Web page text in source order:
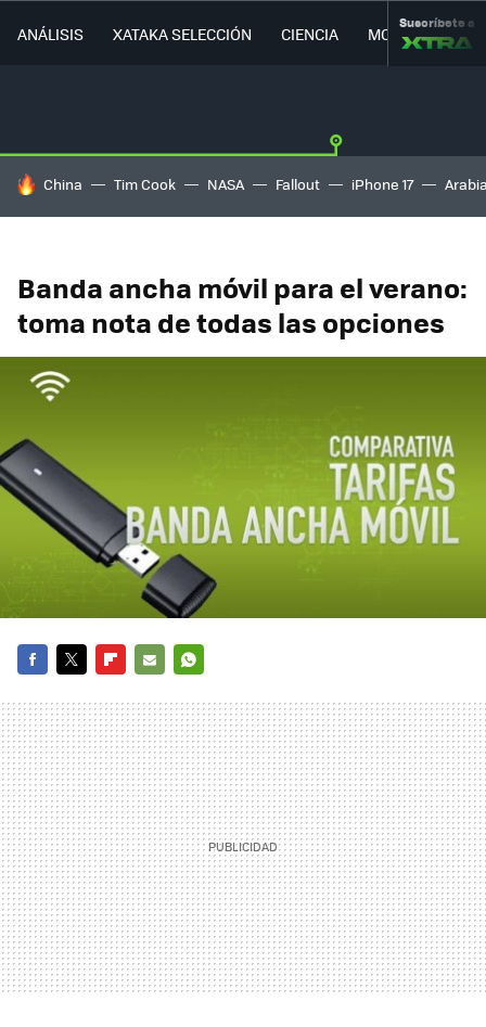
ANÁLISIS XATAKA SELECCIÓN CIENCIA MOVILIDAD
Suscríbete a
HOY SE HABLA DE
China Tim Cook NASA Fallout iPhone 17
Banda ancha móvil para el verano:
toma nota de todas las opciones
MAIL